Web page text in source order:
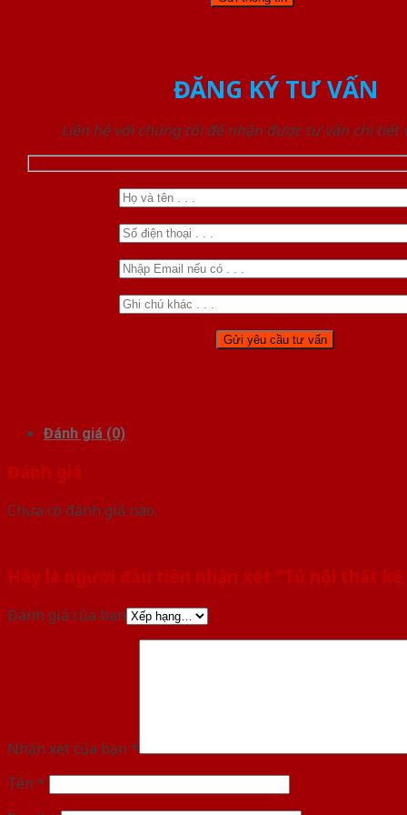
ĐĂNG KÝ TƯ VẤN
Liên hệ với chúng tôi để nhận được tư vấn chi tiết
Đánh giá (0)
Đánh giá
Chưa có đánh giá nào.
Hãy là người đầu tiên nhận xét “Tủ nội thất kệ
Đánh giá của bạn
Nhận xét của bạn *
Tên *